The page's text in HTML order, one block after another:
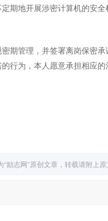
期地开展涉密计算机的安
期管理，并签署离岗保密
行为，本人愿意承担相应的
“励志网”原创文章，转载请附上